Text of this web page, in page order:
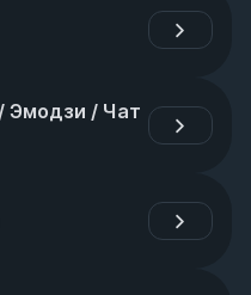
Эмодзи / Чат